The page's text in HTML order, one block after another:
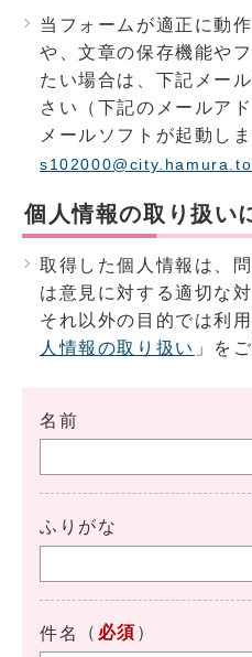
当フォームが適正に動
や、文章の保存機能や
たい場合は、下記メー
さい（下記のメールア
メールソフトが起動しま
個人情報の取り扱い
取得した個人情報は、
は意見に対する適切な
それ以外の目的では利
人情報の取り扱い 」を
名前
ふりがな
件名 （ 必須 ）